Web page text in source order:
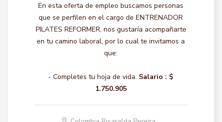
En esta oferta de empleo buscamos personas
que se perfilen en el cargo de ENTRENADOR
PILATES REFORMER, nos gustaría acompañarte
en tu camino laboral, por lo cual te invitamos a
que:
- Completes tu hoja de vida. Salario : $
1.750.905